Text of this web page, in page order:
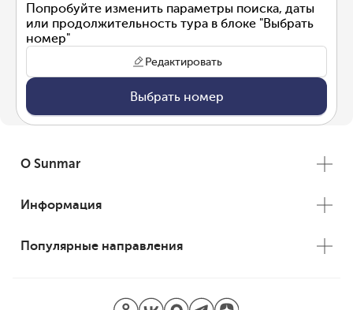
Попробуйте изменить параметры поиска, даты
или продолжительность тура в блоке "Выбрать
номер"
Редактировать
Выбрать номер
О Sunmar
Информация
Популярные направления